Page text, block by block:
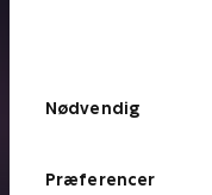
Nødvendig
Præferencer